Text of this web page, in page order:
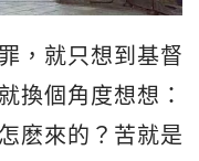
，就只想到基督
換個角度想想：
麽來的？苦就是